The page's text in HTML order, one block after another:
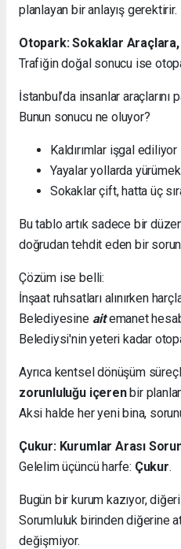
planlayan bir anlayış gerektirir.
Otopark: Sokaklar
Trafiğin doğal sonucu ise
İstanbul’da insanlar araçlarını
Bunun sonucu ne oluyor?
Kaldırımlar işgal ediliyor
Yayalar yollarda
Sokaklar çift, hatta üç
Bu tablo artık sadece bir
doğrudan tehdit eden bir
Çözüm ise belli:
İnşaat ruhsatları alınırken
Belediyesine aitemanet
Belediysi'nin yeteri kadar
Ayrıca kentsel dönüşüm
zorunluluğu içerenbir
Aksi halde her yeni bina,
Çukur: Kurumlar Arası
Gelelim üçüncü harfe: Çukur.
Bugün bir kurum kazıyor,
Sorumluluk birinden diğerine
değişmiyor.